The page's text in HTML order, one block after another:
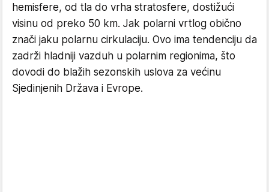
hemisfere, od tla do vrha stratosfere, dostižući
visinu od preko 50 km. Jak polarni vrtlog obično
znači jaku polarnu cirkulaciju. Ovo ima tendenciju da
zadrži hladniji vazduh u polarnim regionima, što
dovodi do blažih sezonskih uslova za većinu
Sjedinjenih Država i Evrope.